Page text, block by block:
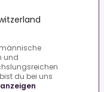
und
du bei uns